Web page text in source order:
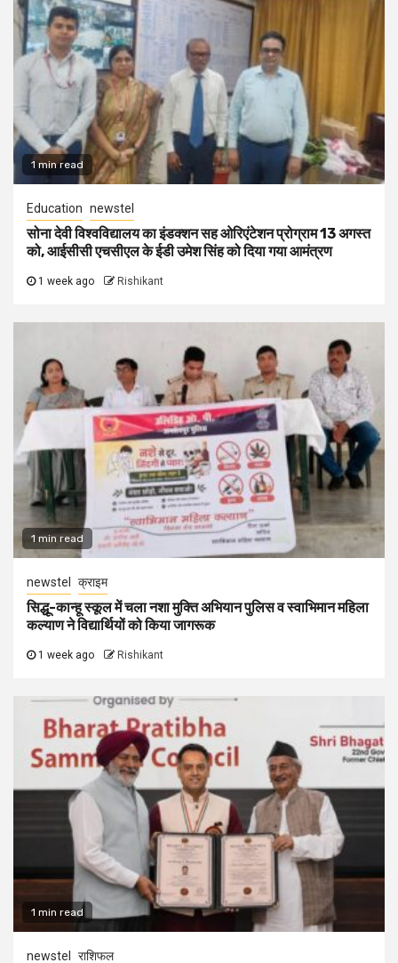
1 min read
Education newstel
सोना देवी विश्वविद्यालय का इंडक्शन सह ओरिएंटेशन प्रोग्राम 13 अगस्त
को, आईसीसी एचसीएल के ईडी उमेश सिंह को दिया गया आमंत्रण
1 week ago Rishikant
1 min read
newstel क्राइम
सिद्धू-कान्हू स्कूल में चला नशा मुक्ति अभियान पुलिस व स्वाभिमान महिला
कल्याण ने विद्यार्थियों को किया जागरूक
1 week ago Rishikant
1 min read
newstel राशिफल